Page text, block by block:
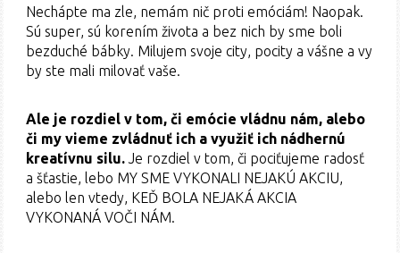
Nechápte ma zle, nemám nič proti emóciám! Naopak.
Sú super, sú korením života a bez nich by sme boli
bezduché bábky. Milujem svoje city, pocity a vášne a vy
by ste mali milovať vaše.
Ale je rozdiel v tom, či emócie vládnu nám, alebo
či my vieme zvládnuť ich a využiť ich nádhernú
kreatívnu silu.Je rozdiel v tom, či pociťujeme radosť
a šťastie, lebo MY SME VYKONALI NEJAKÚ AKCIU,
alebo len vtedy, KEĎ BOLA NEJAKÁ AKCIA
VYKONANÁ VOČI NÁM.